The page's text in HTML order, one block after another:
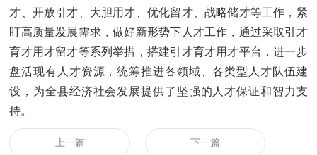
才、开放引才、大胆用才、优化留才、战略储才等工作，紧
盯高质量发展需求，做好新形势下人才工作，通过采取引才
育才用才留才等系列举措，搭建引才育才用才平台，进一步
盘活现有人才资源，统筹推进各领域、各类型人才队伍建
设，为全县经济社会发展提供了坚强的人才保证和智力支
持。
上一篇 下一篇